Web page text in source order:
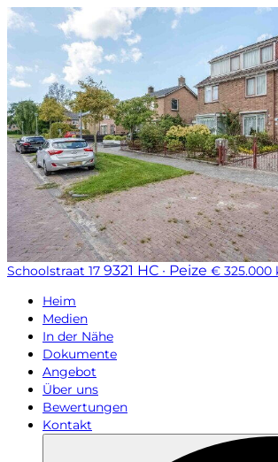
Schoolstraat 17 9321 HC · Peize € 325.000
Heim
Medien
In der Nähe
Dokumente
Angebot
Über uns
Bewertungen
Kontakt